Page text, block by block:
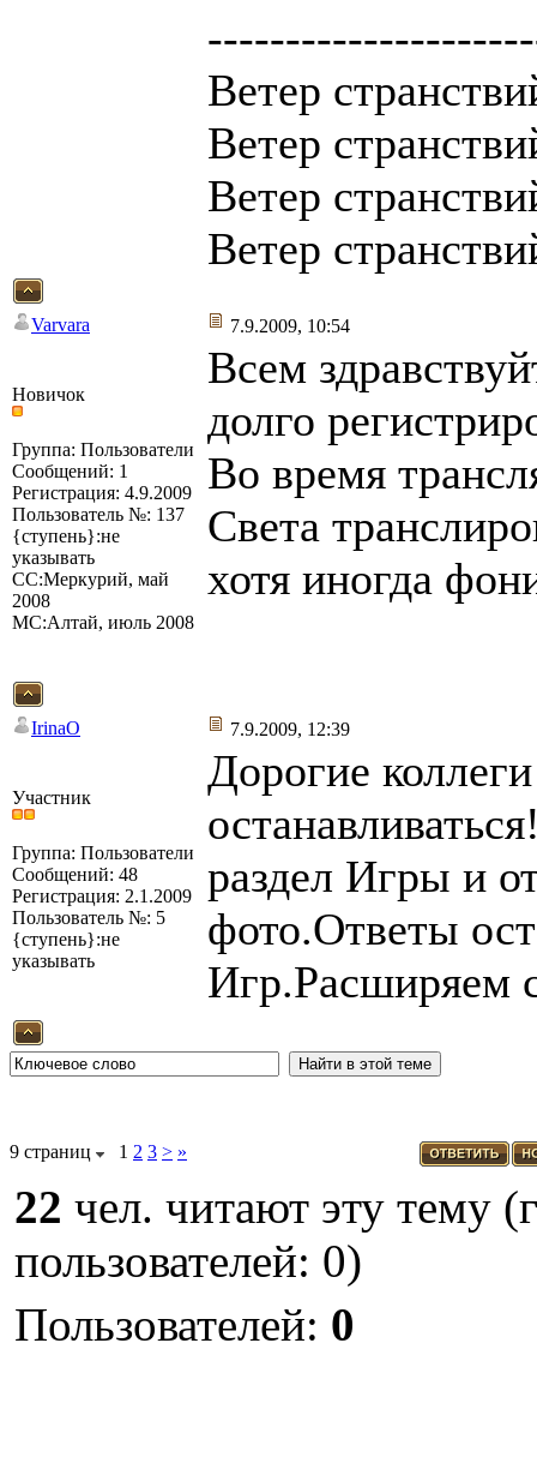
Ветер
Ветер
Ветер
Ветер
Varvara 7.9.2009, 10:54
Новичок
Группа: Пользователи
Сообщений: 1
Регистрация: 4.9.2009
Пользователь №: 137
{ступень}:не
указывать
СС:Меркурий, май
2008
МС:Алтай, июль 2008
Всем
долго
Во время
Света
хотя иногда
IrinaO 7.9.2009, 12:39
Участник
Группа: Пользователи
Сообщений: 48
Регистрация: 2.1.2009
Пользователь №: 5
{ступень}:не
указывать
Дорогие
раздел Игры и
фото.Ответы
Игр.Расширяем
9 страниц 1 2 3 > »
22 чел. читают эту тему
пользователей: 0)
Пользователей: 0